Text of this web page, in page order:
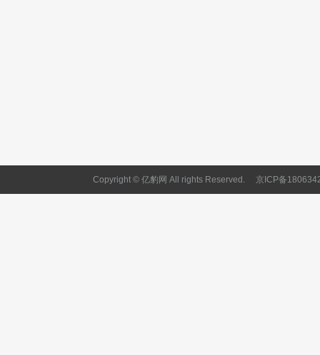
Copyright © 亿豹网 All rights Reserved. 京ICP备